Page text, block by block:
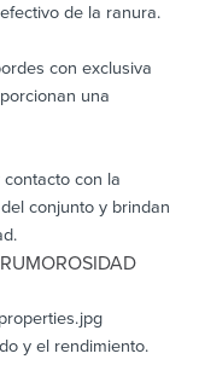
de la ranura.
con exclusiva
una
con la
conjunto y brindan
y el rendimiento.